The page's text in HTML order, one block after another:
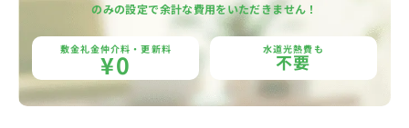
のみの設定で余計な費用をいただきません！
敷金礼金仲介料・更新料
¥0 水道光熱費も
不要